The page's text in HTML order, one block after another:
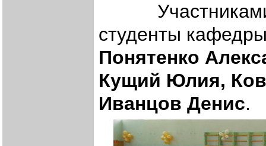
Участниками
студенты
Понятенко
Кущий Юлия,
Иванцов Денис.